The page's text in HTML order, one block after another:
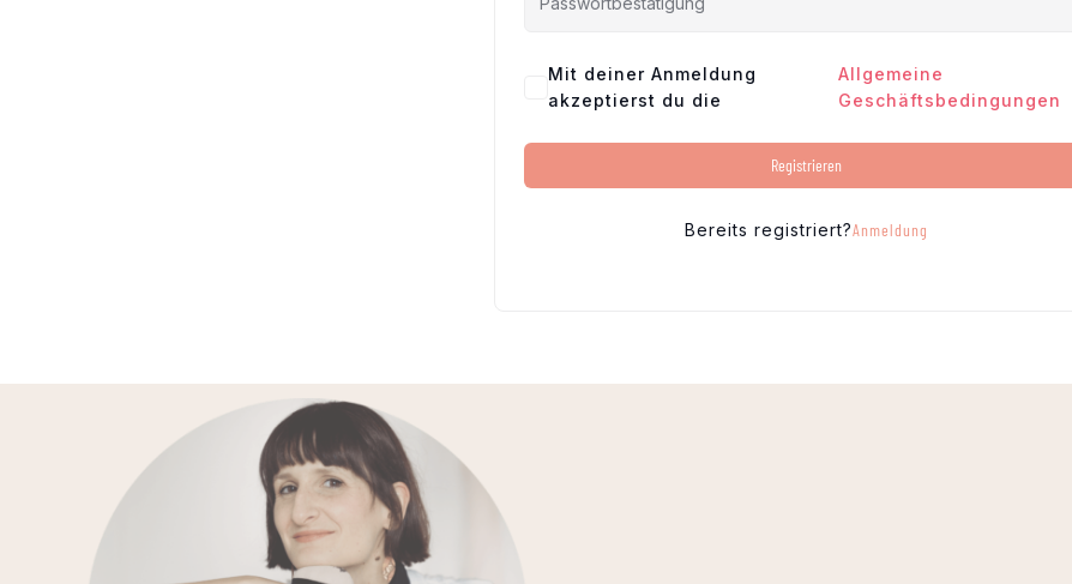
Mit deiner Anmeldung
akzeptierst du die
Allgemeine
Geschäftsbedingungen
Registrieren
Bereits registriert?Anmeldung